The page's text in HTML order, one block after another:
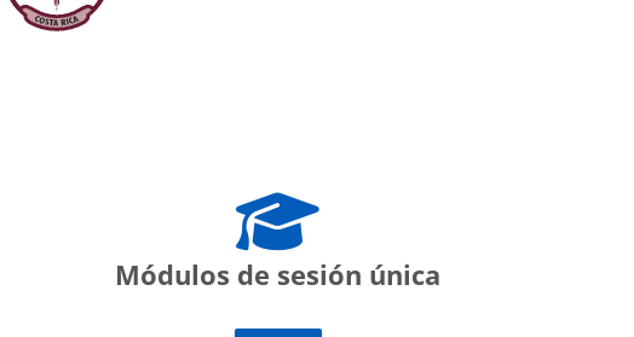
Módulos de sesión única